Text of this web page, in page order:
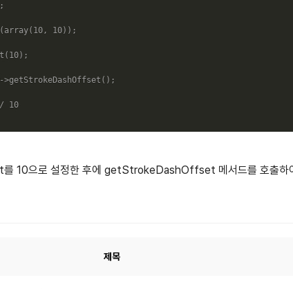
;
array( 10, 10) ) ;
( 10) ;
>getStrokeDashOffset ( ) ;
10
10으로 설정한 후에 getStrokeDashOffset 메서드를 호출
제목